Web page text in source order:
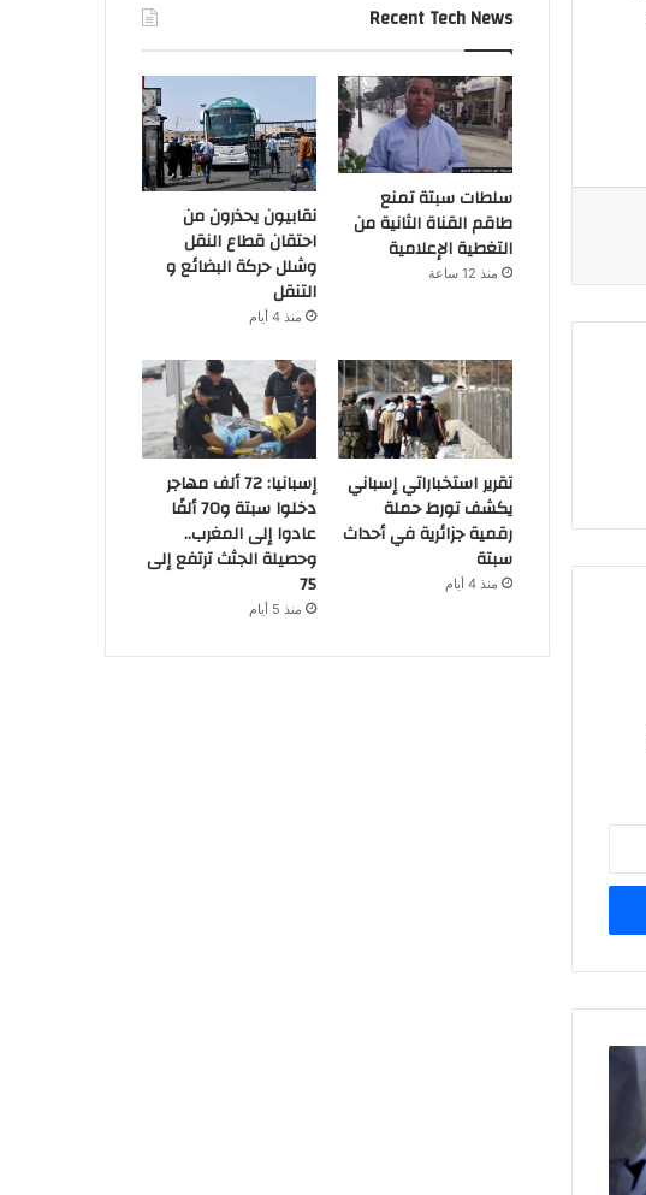
Recent Tech News
سلطات سبتة تمنع
طاقم القناة الثانية من
التغطية الإعلامية
منذ 12 ساعة
نقابيون يحذرون من
احتقان قطاع النقل
وشلل حركة البضائع و
التنقل
منذ 4 أيام
تقرير استخباراتي إسباني
يكشف تورط حملة
رقمية جزائرية في أحداث
سبتة
منذ 4 أيام
إسبانيا: 72 ألف مهاجر
دخلوا سبتة و70 ألفًا
عادوا إلى المغرب..
وحصيلة الجثث ترتفع إلى
75
منذ 5 أيام